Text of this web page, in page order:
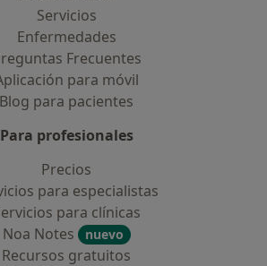
Servicios
Enfermedades
Frecuentes
para móvil
Blog para pacientes
Para profesionales
Precios
para especialistas
para clínicas
Noa Notes
nuevo
Recursos gratuitos